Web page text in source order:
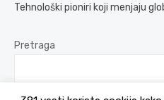
Tehnološki pioniri koji menjaju
Pretraga